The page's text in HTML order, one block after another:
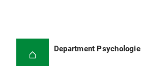
Department Psychologie